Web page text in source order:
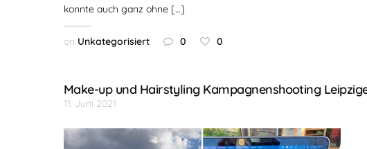
konnte auch ganz ohne […]
on Unkategorisiert 0 0
Make-up und Hairstyling Kampagnenshooting
11. Juni 2021